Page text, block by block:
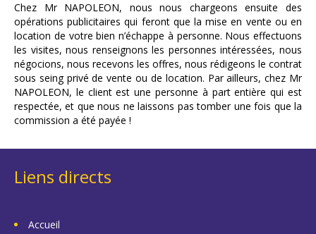
Chez Mr NAPOLEON, nous nous chargeons ensuite des
opérations publicitaires qui feront que la mise en vente ou en
location de votre bien n’échappe à personne. Nous effectuons
les visites, nous renseignons les personnes intéressées, nous
négocions, nous recevons les offres, nous rédigeons le contrat
sous seing privé de vente ou de location. Par ailleurs, chez Mr
NAPOLEON, le client est une personne à part entière qui est
respectée, et que nous ne laissons pas tomber une fois que la
commission a été payée !
Liens directs
Accueil